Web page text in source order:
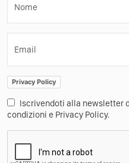
Nome
Email
Privacy Policy
Iscrivendoti alla newsletter
condizioni e Privacy Policy.